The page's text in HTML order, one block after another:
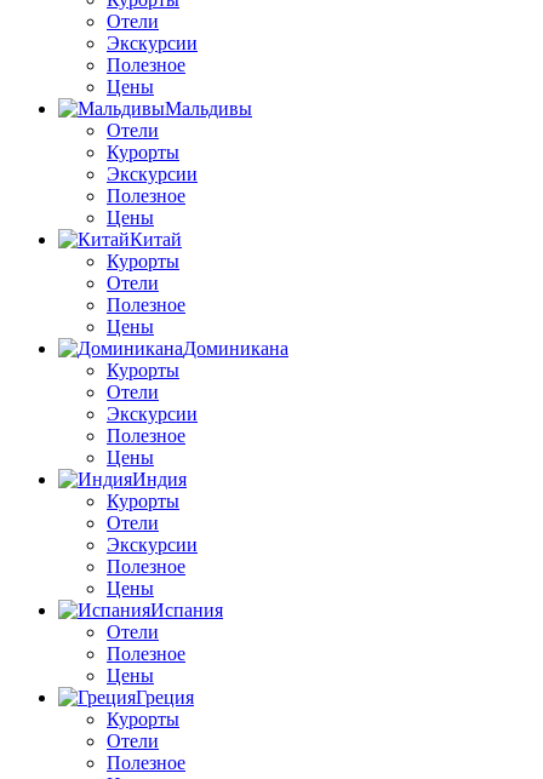
Отели
Экскурсии
Полезное
Цены
Мальдивы
Отели
Курорты
Экскурсии
Полезное
Цены
Китай
Курорты
Отели
Полезное
Цены
Доминикана
Курорты
Отели
Экскурсии
Полезное
Цены
Индия
Курорты
Отели
Экскурсии
Полезное
Цены
Испания
Отели
Полезное
Цены
Греция
Курорты
Отели
Полезное